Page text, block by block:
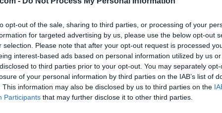
opt-out of the sale, sharing to third parties, or processing of your
for targeted advertising by us, please use the below opt-out
selection. Please note that after your opt-out request is processed
interest-based ads based on personal information utilized by us
to third parties prior to your opt-out. You may separately
of your personal information by third parties on the IAB’s list of
This information may also be disclosed by us to third parties on the
Participants that may further disclose it to other third parties.
Đelekovec
Stunde für Stunde| 10 Tagen
Ferdinandovac